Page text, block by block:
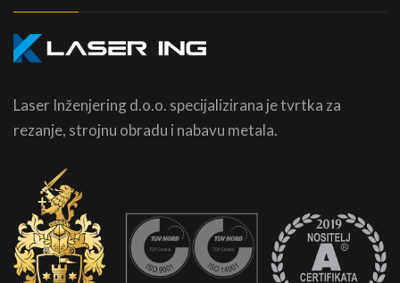
Laser Inženjering d.o.o. specijalizirana je tvrtka za
rezanje, strojnu obradu i nabavu metala.